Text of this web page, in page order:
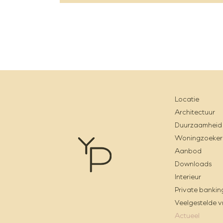
Locatie
Architectuur
Duurzaamheid
Woningzoeker
Aanbod
Downloads
Interieur
Private
Veelgestelde
Actueel